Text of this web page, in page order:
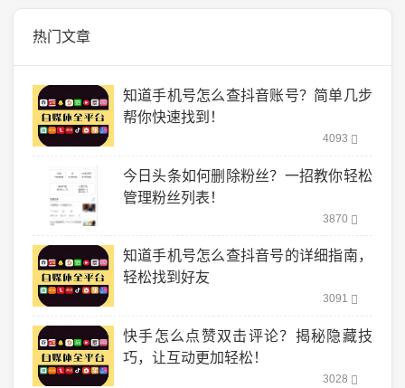
热门文章
知道手机号怎么查抖音账号？简单几步
帮你快速找到！
4093
今日头条如何删除粉丝？一招教你轻松
管理粉丝列表！
3870
知道手机号怎么查抖音号的详细指南，
轻松找到好友
3091
快手怎么点赞双击评论？揭秘隐藏技
巧，让互动更加轻松！
3028